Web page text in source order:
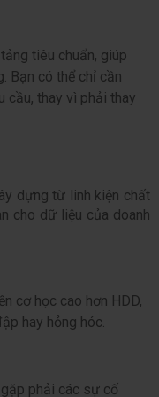
tiêu chuẩn, giúp
Bạn có thể chỉ cần
cầu, thay vì phải thay
dựng từ linh kiện chất
cho dữ liệu của doanh
cơ học cao hơn HDD,
hay hỏng hóc.
phải các sự cố